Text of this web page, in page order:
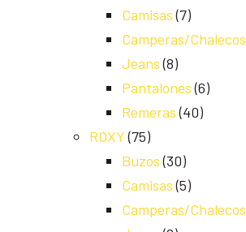
Camisas (7)
Camperas/Chalecos
Jeans (8)
Pantalones (6)
Remeras (40)
ROXY (75)
Buzos (30)
Camisas (5)
Camperas/Chalecos